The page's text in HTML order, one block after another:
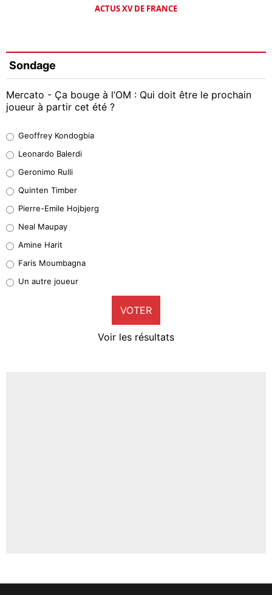
ACTUS XV DE FRANCE
Sondage
Mercato - Ça bouge à l’OM : Qui doit être le prochain
joueur à partir cet été ?
38%
32%
5%
1%
9%
Geoffrey Kondogbia
Leonardo Balerdi
Geronimo Rulli
Quinten Timber
Pierre-Emile Hojbjerg
Neal Maupay
Amine Harit
Faris Moumbagna
Un autre joueur
VOTER
Voir les résultats